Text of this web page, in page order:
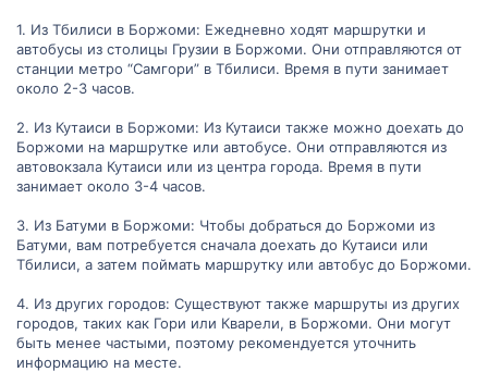
1. Из Тбилиси в Боржоми: Ежедневно ходят маршрутки и
автобусы из столицы Грузии в Боржоми. Они отправляются от
станции метро “Самгори” в Тбилиси. Время в пути занимает
около 2-3 часов.
2. Из Кутаиси в Боржоми: Из Кутаиси также можно доехать до
Боржоми на маршрутке или автобусе. Они отправляются из
автовокзала Кутаиси или из центра города. Время в пути
занимает около 3-4 часов.
3. Из Батуми в Боржоми: Чтобы добраться до Боржоми из
Батуми, вам потребуется сначала доехать до Кутаиси или
Тбилиси, а затем поймать маршрутку или автобус до Боржоми.
4. Из других городов: Существуют также маршруты из других
городов, таких как Гори или Кварели, в Боржоми. Они могут
быть менее частыми, поэтому рекомендуется уточнить
информацию на месте.